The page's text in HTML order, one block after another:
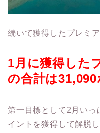
続いて獲得したプレミ
1月に獲得した
の合計は31,090
第一目標として2月い
イントを獲得して解脱